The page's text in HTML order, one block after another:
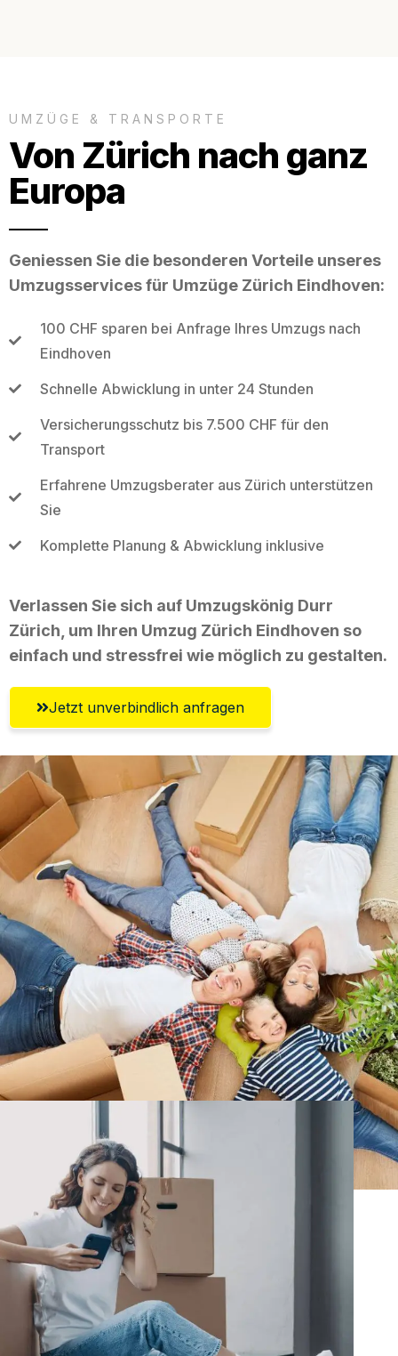
UMZÜGE & TRANSPORTE
Von Zürich nach ganz
Europa
Geniessen Sie die besonderen Vorteile unseres
Umzugsservices für Umzüge Zürich Eindhoven:
100 CHF sparen bei Anfrage Ihres Umzugs nach
Eindhoven
Schnelle Abwicklung in unter 24 Stunden
Versicherungsschutz bis 7.500 CHF für den
Transport
Erfahrene Umzugsberater aus Zürich unterstützen
Sie
Komplette Planung & Abwicklung inklusive
Verlassen Sie sich auf Umzugskönig Durr
Zürich, um Ihren Umzug Zürich Eindhoven so
einfach und stressfrei wie möglich zu gestalten.
Jetzt unverbindlich anfragen